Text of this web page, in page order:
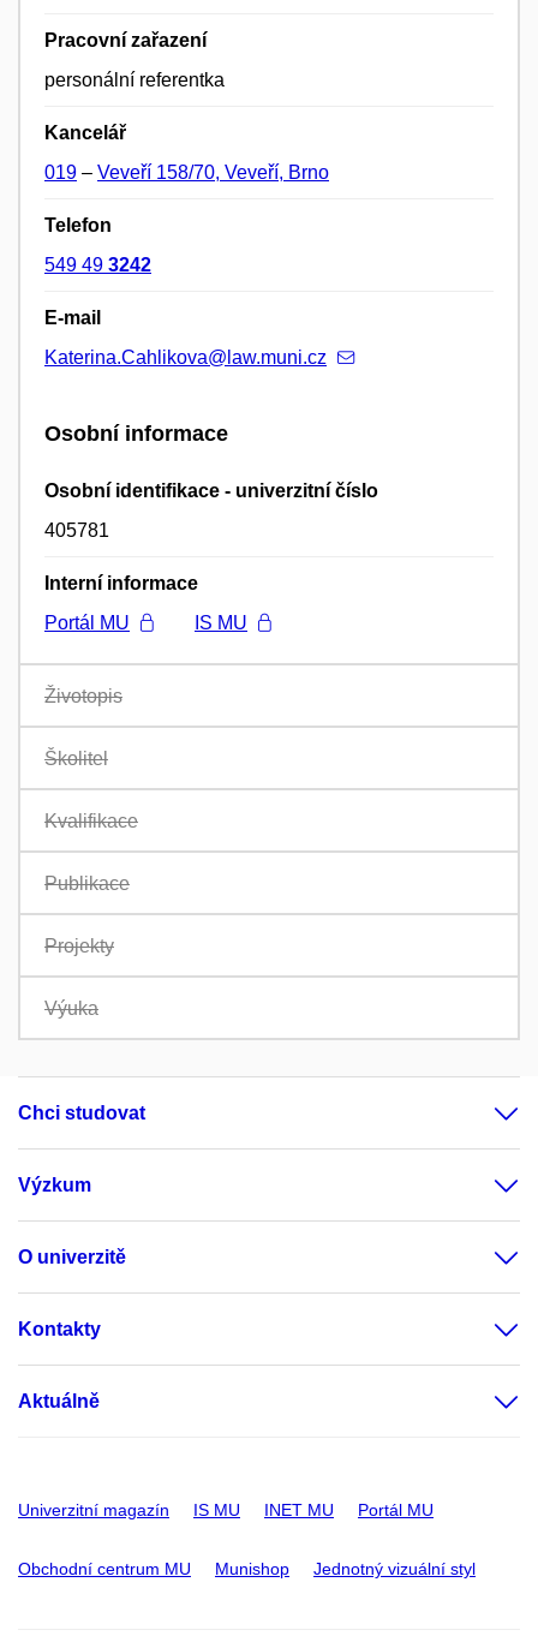
Pracovní zařazení
personální referentka
Kancelář
019 – Veveří 158/70, Veveří, Brno
Telefon
549 49 3242
E-mail
Katerina.Cahlikova@law.muni.cz
Osobní informace
Osobní identifikace - univerzitní číslo
405781
Interní informace
Portál MU
IS MU
Životopis
Školitel
Kvalifikace
Publikace
Projekty
Výuka
Chci studovat
Výzkum
O univerzitě
Kontakty
Aktuálně
Univerzitní magazín IS MU INET MU Portál MU
Obchodní centrum MU Munishop Jednotný vizuální styl